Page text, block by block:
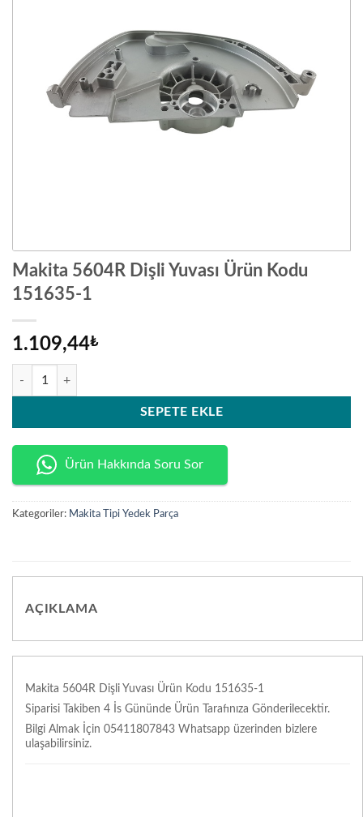
Makita 5604R Dişli Yuvası Ürün Kodu
151635-1
1.109,44₺
Makita 5604R Dişli Yuvası Ürün Kodu 151635-1 adet
SEPETE EKLE
Ürün Hakkında Soru Sor
Kategoriler: Makita Tipi Yedek Parça
AÇIKLAMA
Makita 5604R Dişli Yuvası Ürün Kodu 151635-1
Siparisi Takiben 4 İs Gününde Ürün Tarafınıza Gönderilecektir.
Bilgi Almak İçin 05411807843 Whatsapp üzerinden bizlere
ulaşabilirsiniz.